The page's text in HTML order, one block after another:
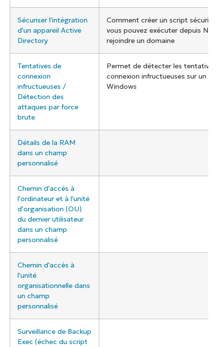
Sécuriser l'intégration
d'un appareil Active
Directory
Comment créer un script sécurisé
vous pouvez exécuter depuis
rejoindre un domaine
Tentatives de
connexion
infructueuses /
Détection des
attaques par force
brute
Permet de détecter les tentatives
connexion infructueuses sur un
Windows
Détails de la RAM
dans un champ
personnalisé
Chemin d'accès à
l'ordinateur et à l'unité
d'organisation (OU)
du dernier utilisateur
dans un champ
personnalisé
Chemin d'accès à
l'unité
organisationnelle dans
un champ
personnalisé
Surveillance de Backup
Exec (échec du script